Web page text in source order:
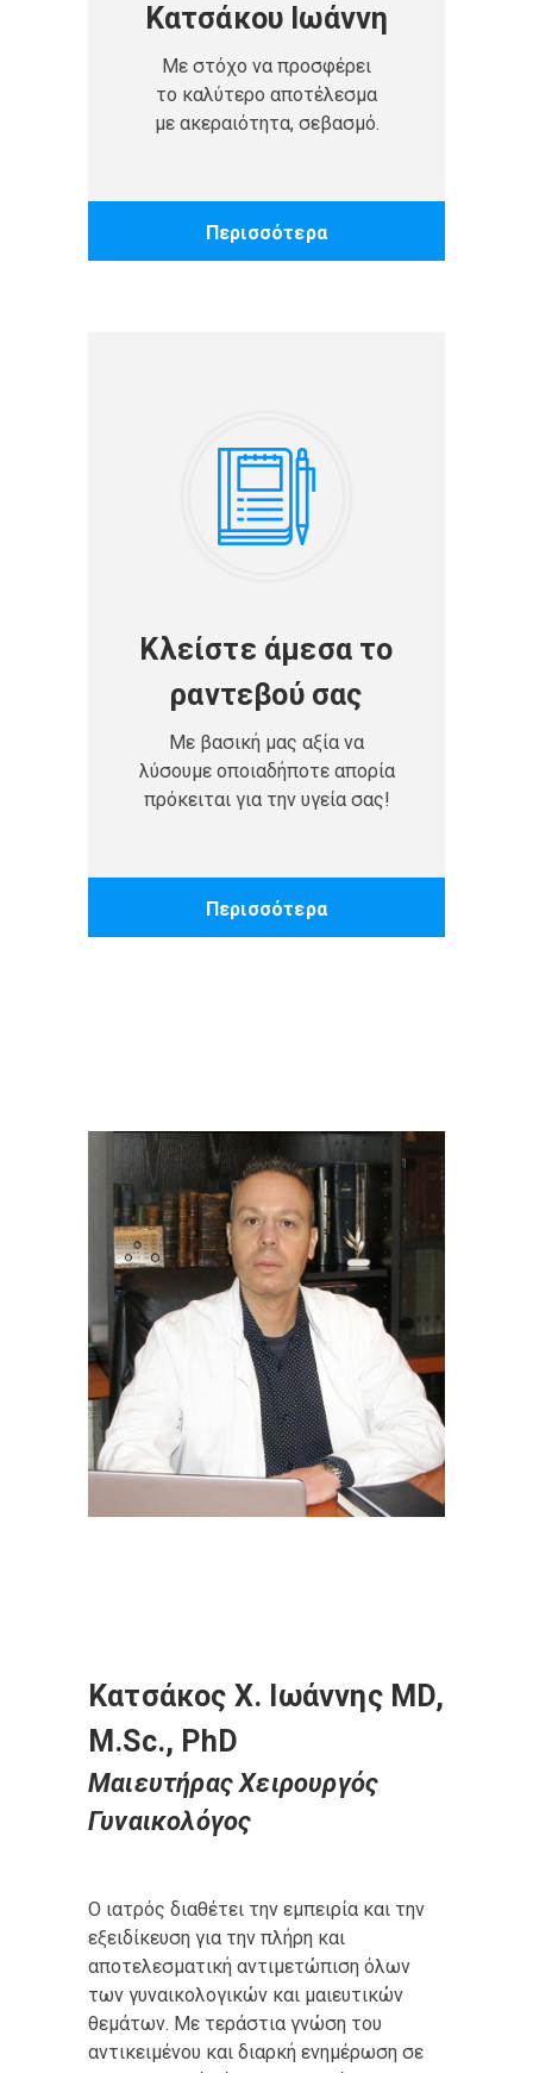
Κατσάκου Ιωάννη
Με στόχο να προσφέρει
το καλύτερο αποτέλεσμα
με ακεραιότητα, σεβασμό.
Περισσότερα
Κλείστε άμεσα το
ραντεβού σας
Με βασική μας αξία να
λύσουμε οποιαδήποτε απορία
πρόκειται για την υγεία σας!
Περισσότερα
Κατσάκος X. Ιωάννης MD,
M.Sc., PhD
Μαιευτήρας Χειρουργός
Γυναικολόγος
O ιατρός διαθέτει την εμπειρία και την
εξειδίκευση για την πλήρη και
αποτελεσματική αντιμετώπιση όλων
των γυναικολογικών και μαιευτικών
θεμάτων. Με τεράστια γνώση του
αντικειμένου και διαρκή ενημέρωση σε